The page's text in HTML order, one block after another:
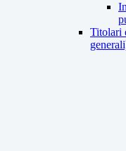
Titolari